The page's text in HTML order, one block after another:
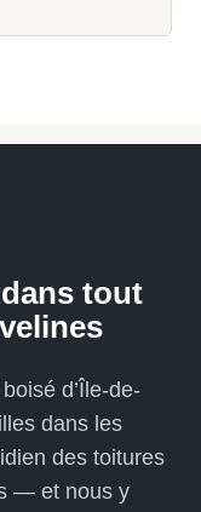
tout
d’Île-de-
dans les
des toitures
— et nous y